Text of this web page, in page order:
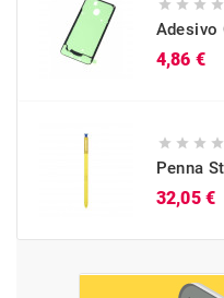
   
4,86 €
   
32,05 €